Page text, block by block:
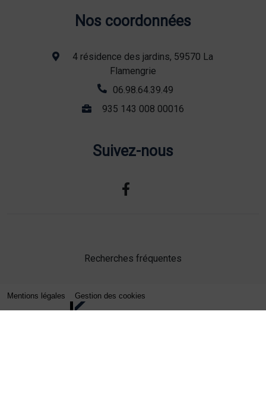
Nos coordonnées
4 résidence des jardins, 59570 La
Flamengrie
06.98.64.39.49
935 143 008 00016
Suivez-nous
Recherches fréquentes
Mentions légales Gestion des cookies